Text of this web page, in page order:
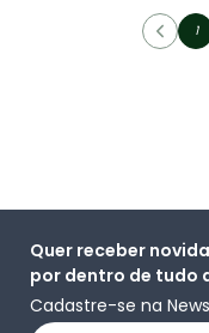
1
Quer receber
por dentro de tudo
Cadastre-se na